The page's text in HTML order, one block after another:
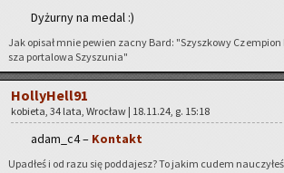
Dy­żur­ny na medal :)
Jak opi­sał mnie pe­wien zacny Bard: "Szysz­ko­wy
sza por­ta­lo­wa Szy­szu­nia"
Hol­ly­Hel­l91
ko­bie­ta, 34 lata, Wro­cław | 18.11.24, g. 15:18
adam_c4 – Kon­takt
Upa­dłeś i od razu się pod­da­jesz? To jakim cudem